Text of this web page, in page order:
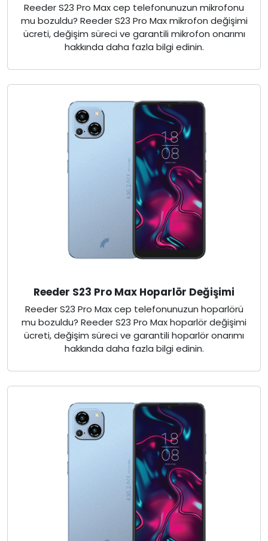
Reeder S23 Pro Max cep telefonunuzun mikrofonu
mu bozuldu? Reeder S23 Pro Max mikrofon değişimi
ücreti, değişim süreci ve garantili mikrofon onarımı
hakkında daha fazla bilgi edinin.
Reeder S23 Pro Max Hoparlör Değişimi
Reeder S23 Pro Max cep telefonunuzun hoparlörü
mu bozuldu? Reeder S23 Pro Max hoparlör değişimi
ücreti, değişim süreci ve garantili hoparlör onarımı
hakkında daha fazla bilgi edinin.